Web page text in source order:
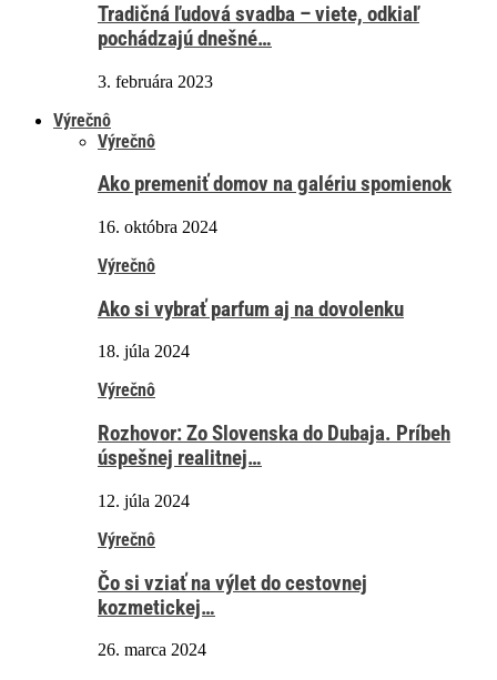
Tradičná ľudová svadba – viete, odkiaľ
pochádzajú dnešné…
3. februára 2023
Výrečnô
Výrečnô
Ako premeniť domov na galériu spomienok
16. októbra 2024
Výrečnô
Ako si vybrať parfum aj na dovolenku
18. júla 2024
Výrečnô
Rozhovor: Zo Slovenska do Dubaja. Príbeh
úspešnej realitnej…
12. júla 2024
Výrečnô
Čo si vziať na výlet do cestovnej
kozmetickej…
26. marca 2024